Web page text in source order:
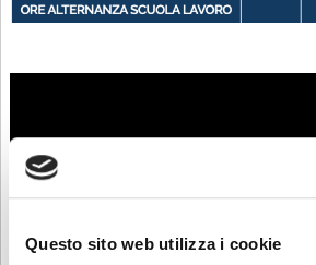
Questo sito web utilizza i cookie